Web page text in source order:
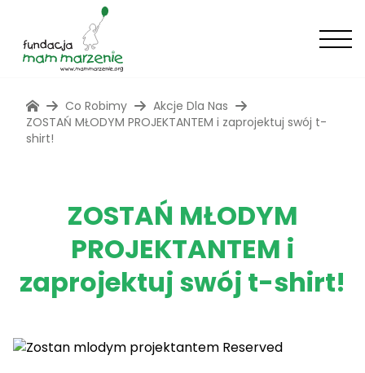
Co Robimy
Akcje Dla Nas
ZOSTAŃ MŁODYM PROJEKTANTEM i zaprojektuj swój t-
shirt!
ZOSTAŃ MŁODYM
PROJEKTANTEM i
zaprojektuj swój t-shirt!